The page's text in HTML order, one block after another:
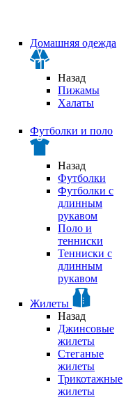
Домашняя одежда
Назад
Пижамы
Халаты
Футболки и поло
Назад
Футболки
Футболки с
длинным
рукавом
Поло и
тенниски
Тенниски с
длинным
рукавом
Жилеты
Назад
Джинсовые
жилеты
Стеганые
жилеты
Трикотажные
жилеты